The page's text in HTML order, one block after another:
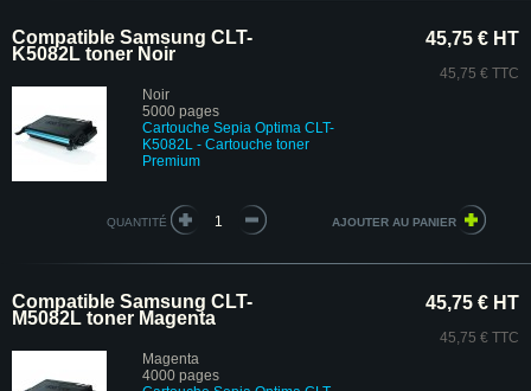
Compatible Samsung CLT-
K5082L toner Noir
Noir
5000 pages
Cartouche Sepia Optima CLT-
K5082L - Cartouche toner
Premium
45,75 € HT
45,75 € TTC
QUANTITÉ
Compatible Samsung CLT-
M5082L toner Magenta
Magenta
4000 pages
45,75 € HT
45,75 € TTC